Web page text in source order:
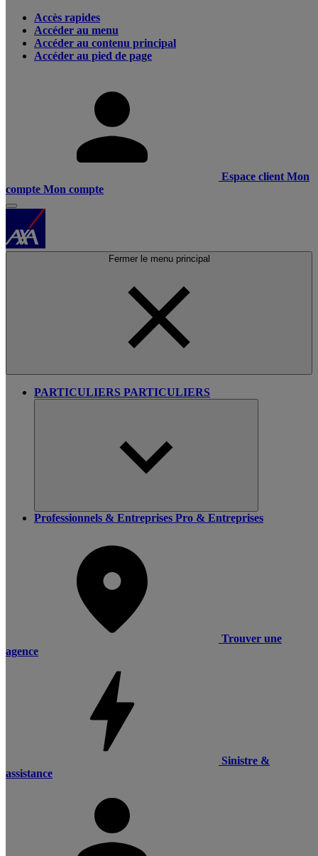
Accès rapides
Accéder au menu
Accéder au contenu principal
Accéder au pied de page
Espace client Mon
compte Mon compte
Fermer le menu principal
PARTICULIERS PARTICULIERS
Professionnels & Entreprises Pro & Entreprises
Trouver une
agence
Sinistre &
assistance